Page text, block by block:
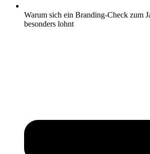
Warum sich ein Branding-Check zum
besonders lohnt